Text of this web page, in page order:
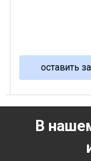
оставить
В